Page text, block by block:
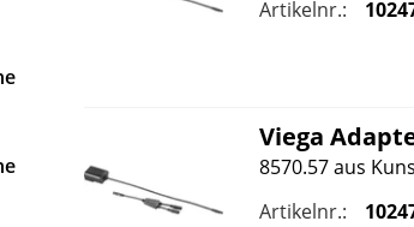
Artikelnr.:
Viega
8570.57 aus
Artikelnr.: